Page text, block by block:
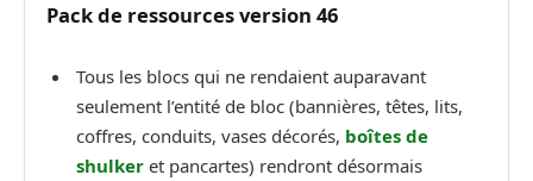
Pack de ressources version 46
Tous les blocs qui ne rendaient auparavant
seulement l’entité de bloc (bannières, têtes, lits,
coffres, conduits, vases décorés, boîtes de
shulker et pancartes) rendront désormais